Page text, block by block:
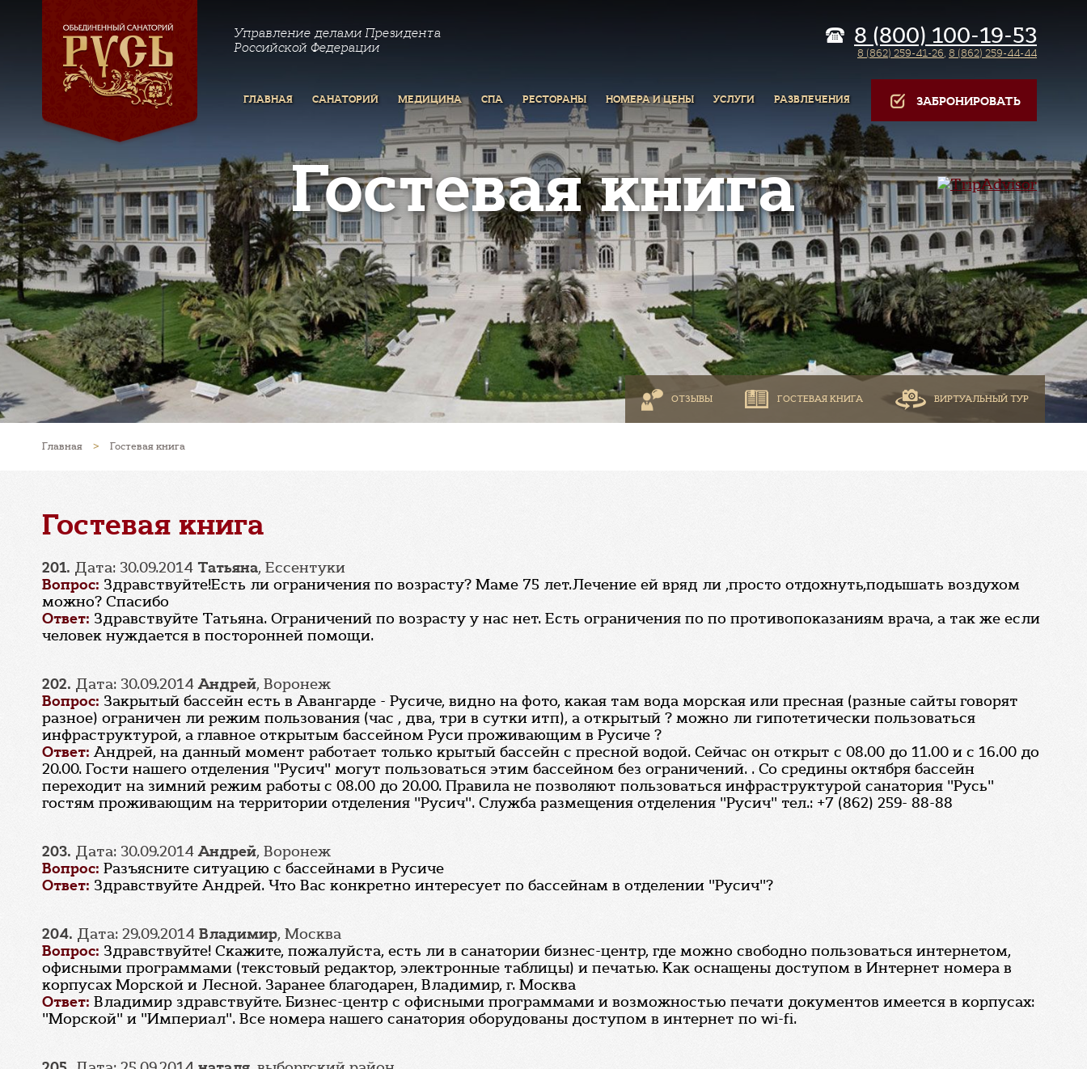
Управление делами Президента
Российской Федерации
8 (800) 100-19-53
8 (862) 259-41-26, 8 (862) 259-44-44
ГЛАВНАЯ САНАТОРИЙ МЕДИЦИНА СПА РЕСТОРАНЫ НОМЕРА И ЦЕНЫ УСЛУГИ РАЗВЛЕЧЕНИЯ ЗАБРОНИРОВАТЬ
Гостевая книга
ОТЗЫВЫ ГОСТЕВАЯ КНИГА ВИРТУАЛЬНЫЙ ТУР
Главная > Гостевая книга
Гостевая книга
201. Дата: 30.09.2014 Татьяна, Ессентуки
Вопрос: Здравствуйте!Есть ли ограничения по возрасту? Маме 75 лет.Лечение ей вряд ли ,просто отдохнуть,подышать воздухом
можно? Спасибо
Ответ: Здравствуйте Татьяна. Ограничений по возрасту у нас нет. Есть ограничения по по противопоказаниям врача, а так же если
человек нуждается в посторонней помощи.
202. Дата: 30.09.2014Андрей, Воронеж
Вопрос: Закрытый бассейн есть в Авангарде - Русиче, видно на фото, какая там вода морская или пресная (разные сайты говорят
разное) ограничен ли режим пользования (час , два, три в сутки итп), а открытый ? можно ли гипотетически пользоваться
инфраструктурой, а главное открытым бассейном Руси проживающим в Русиче ?
Ответ: Андрей, на данный момент работает только крытый бассейн с пресной водой. Сейчас он открыт с 08.00 до 11.00 и с 16.00 до
20.00. Гости нашего отделения "Русич" могут пользоваться этим бассейном без ограничений. . Со средины октября бассейн
переходит на зимний режим работы с 08.00 до 20.00. Правила не позволяют пользоваться инфраструктурой санатория "Русь"
гостям проживающим на территории отделения "Русич". Служба размещения отделения "Русич" тел.: +7 (862) 259- 88-88
203. Дата: 30.09.2014Андрей, Воронеж
Вопрос: Разъясните ситуацию с бассейнами в Русиче
Ответ: Здравствуйте Андрей. Что Вас конкретно интересует по бассейнам в отделении "Русич"?
204. Дата: 29.09.2014 Владимир, Москва
Вопрос: Здравствуйте! Скажите, пожалуйста, есть ли в санатории бизнес-центр, где можно свободно пользоваться интернетом,
офисными программами (текстовый редактор, электронные таблицы) и печатью. Как оснащены доступом в Интернет номера в
корпусах Морской и Лесной. Заранее благодарен, Владимир, г. Москва
Ответ: Владимир здравствуйте. Бизнес-центр с офисными программами и возможностью печати документов имеется в корпусах:
"Морской" и "Империал". Все номера нашего санатория оборудованы доступом в интернет по wi-fi.